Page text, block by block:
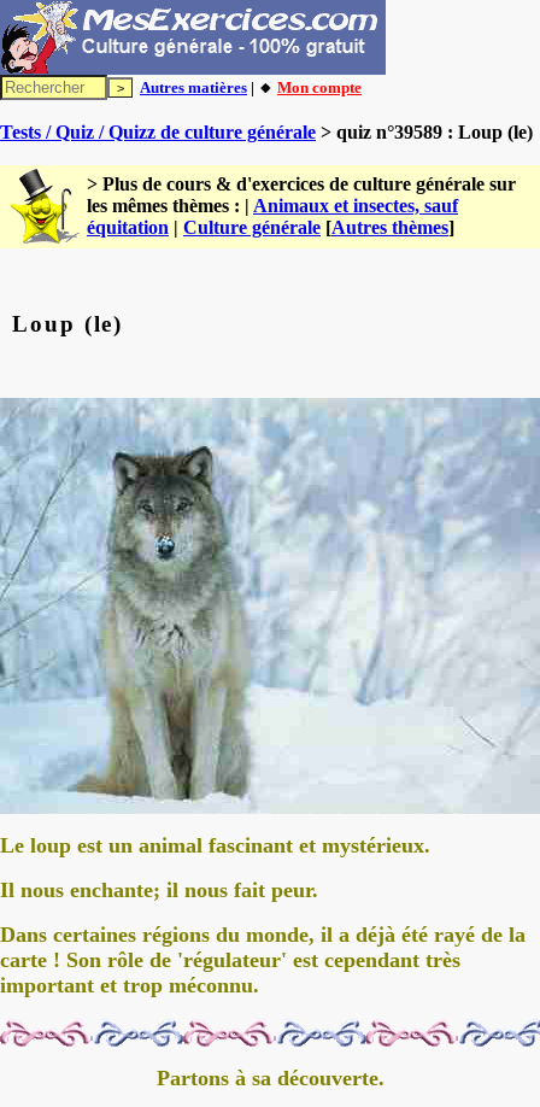
Autres matières | 🔸 Mon compte
Tests / Quiz / Quizz de culture générale > quiz n°39589 : Loup (le)
> Plus de cours & d'exercices de culture générale sur
les mêmes thèmes : | Animaux et insectes, sauf
équitation | Culture générale [Autres thèmes]
Loup (le)
Le loup est un animal fascinant et mystérieux.
Il nous enchante; il nous fait peur.
Dans certaines régions du monde, il a déjà été rayé de la
carte ! Son rôle de 'régulateur' est cependant très
important et trop méconnu.
Partons à sa découverte.